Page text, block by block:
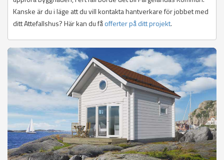
Kanske är du i läge att du vill kontakta hantverkare för jobbet med
ditt Attefallshus? Här kan du fåofferter på ditt projekt.